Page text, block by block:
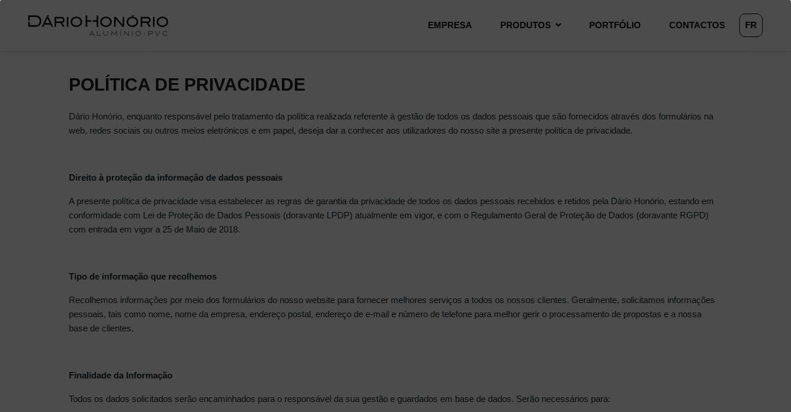
EMPRESA PRODUTOS PORTFÓLIO CONTACTOS FR
POLÍTICA DE PRIVACIDADE
Dário Honório, enquanto responsável pelo tratamento da política realizada referente à gestão de todos os dados pessoais que são fornecidos através dos formulários na
web, redes sociais ou outros meios eletrónicos e em papel, deseja dar a conhecer aos utilizadores do nosso site a presente política de privacidade.
Direito à proteção da informação de dados pessoais
A presente política de privacidade visa estabelecer as regras de garantia da privacidade de todos os dados pessoais recebidos e retidos pela Dário Honório, estando em
conformidade com Lei de Proteção de Dados Pessoais (doravante LPDP) atualmente em vigor, e com o Regulamento Geral de Proteção de Dados (doravante RGPD)
com entrada em vigor a 25 de Maio de 2018.
Tipo de informação que recolhemos
Recolhemos informações por meio dos formulários do nosso website para fornecer melhores serviços a todos os nossos clientes. Geralmente, solicitamos informações
pessoais, tais como nome, nome da empresa, endereço postal, endereço de e-mail e número de telefone para melhor gerir o processamento de propostas e a nossa
base de clientes.
Finalidade da Informação
Todos os dados solicitados serão encaminhados para o responsável da sua gestão e guardados em base de dados. Serão necessários para: